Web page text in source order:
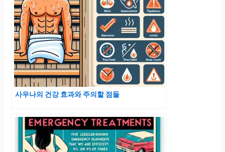
사우나의 건강 효과와 주의할 점들